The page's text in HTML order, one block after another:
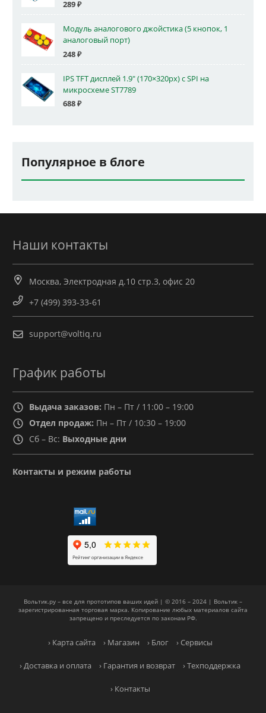
289₽
Модуль аналогового джойстика (5 кнопок, 1
аналоговый порт)
248₽
IPS TFT дисплей 1.9" (170×320px) с SPI на
микросхеме ST7789
688₽
Популярное в блоге
Наши контакты
Москва, Электродная д.10 стр.3, офис 20
+7 (499) 393-33-61
support@voltiq.ru
График работы
Выдача заказов: Пн – Пт / 11:00 – 19:00
Отдел продаж: Пн – Пт / 10:30 – 19:00
Сб – Вс: Выходные дни
Контакты и режим работы
Вольтик.ру – все для прототипов ваших идей | © 2016 – 2024 | Вольтик –
зарегистрированная торговая марка. Копирование любых материалов сайта
запрещено и преследуется по законам РФ.
› Карта сайта › Магазин › Блог › Сервисы
› Доставка и оплата › Гарантия и возврат › Техподдержка
› Контакты